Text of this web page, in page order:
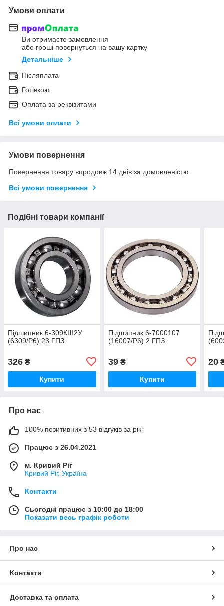
Умови оплати
Ви отримаєте замовлення
або гроші повернуться на вашу картку
Детальніше
Післяплата
Готівкою
Оплата за реквізитами
Всі умови оплати
Умови повернення
Повернення товару впродовж 14 днів за домовленістю
Всі умови повернення
Подібні товари компанії
Підшипник 6-309КШ2У
(6309/P6) 23 ГПЗ
326 ₴
Купити
Підшипник 6-7000107
(16007/P6) 2 ГПЗ
39₴
Купити
20
Про нас
100% позитивних з 53 відгуків за рік
Працює з 26.04.2021
м. Кривий Ріг
Кривий Ріг, Україна
Контакти
Сьогодні працює з 10:00 до 18:00
Показати весь графік роботи
Про нас
Контакти
Доставка та оплата